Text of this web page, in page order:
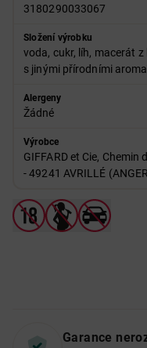
3180290033067
Složení výrobku
voda, cukr, líh, macerát
s jinými přírodními
Alergeny
Žádné
Výrobce
GIFFARD et Cie,
- 49241 AVRILLÉ
Garance